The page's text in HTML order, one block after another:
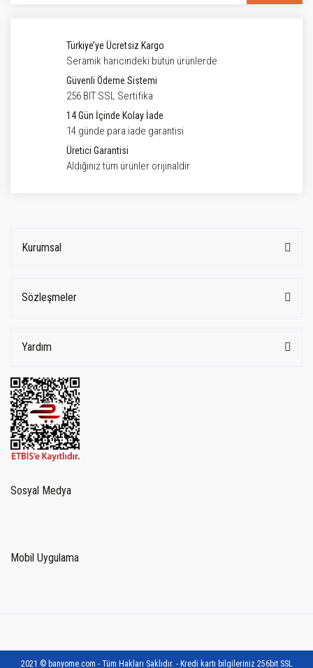
Türkiye’ye Ücretsiz Kargo
Seramik haricindeki bütün ürünlerde
Güvenli Ödeme Sistemi
256 BIT SSL Sertifika
14 Gün İçinde Kolay İade
14 günde para iade garantisi
Üretici Garantisi
Aldığınız tüm ürünler orijinaldir
Kurumsal
Sözleşmeler
Yardım
Sosyal Medya
Mobil Uygulama
2021 © banyome.com - Tüm Hakları Saklıdır. - Kredi kartı bilgileriniz 256bit SSL